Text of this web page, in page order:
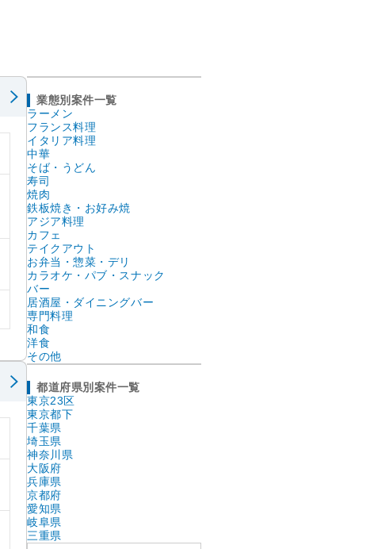
業態別案件一覧
ラーメン
フランス料理
イタリア料理
中華
そば・うどん
寿司
焼肉
鉄板焼き・お好み焼
アジア料理
カフェ
テイクアウト
お弁当・惣菜・デリ
カラオケ・パブ・スナック
バー
居酒屋・ダイニングバー
専門料理
和食
洋食
その他
都道府県別案件一覧
東京23区
東京都下
千葉県
埼玉県
神奈川県
大阪府
兵庫県
京都府
愛知県
岐阜県
三重県